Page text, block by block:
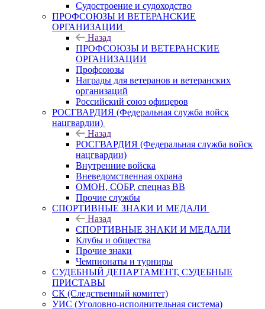
Судостроение и судоходство
ПРОФСОЮЗЫ И ВЕТЕРАНСКИЕ
ОРГАНИЗАЦИИ
Назад
ПРОФСОЮЗЫ И ВЕТЕРАНСКИЕ
ОРГАНИЗАЦИИ
Профсоюзы
Награды для ветеранов и ветеранских
организаций
Российский союз офицеров
РОСГВАРДИЯ (Федеральная служба войск
нацгвардии)
Назад
РОСГВАРДИЯ (Федеральная служба войск
нацгвардии)
Внутренние войска
Вневедомственная охрана
ОМОН, СОБР, спецназ ВВ
Прочие службы
СПОРТИВНЫЕ ЗНАКИ И МЕДАЛИ
Назад
СПОРТИВНЫЕ ЗНАКИ И МЕДАЛИ
Клубы и общества
Прочие знаки
Чемпионаты и турниры
СУДЕБНЫЙ ДЕПАРТАМЕНТ, СУДЕБНЫЕ
ПРИСТАВЫ
СК (Следственный комитет)
УИС (Уголовно-исполнительная система)